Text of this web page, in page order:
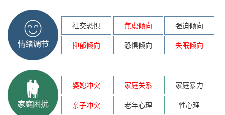
社交恐惧 焦虑倾向
强迫倾向
抑郁倾向
恐惧倾向 失眠倾向
婆媳冲突 家庭关系
家庭暴力
亲子冲突
老年心理 性心理